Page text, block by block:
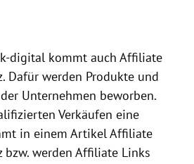
digital kommt auch Affiliate
Dafür werden Produkte und
Unternehmen beworben.
Verkäufen eine
in einem Artikel Affiliate
bzw. werden Affiliate Links